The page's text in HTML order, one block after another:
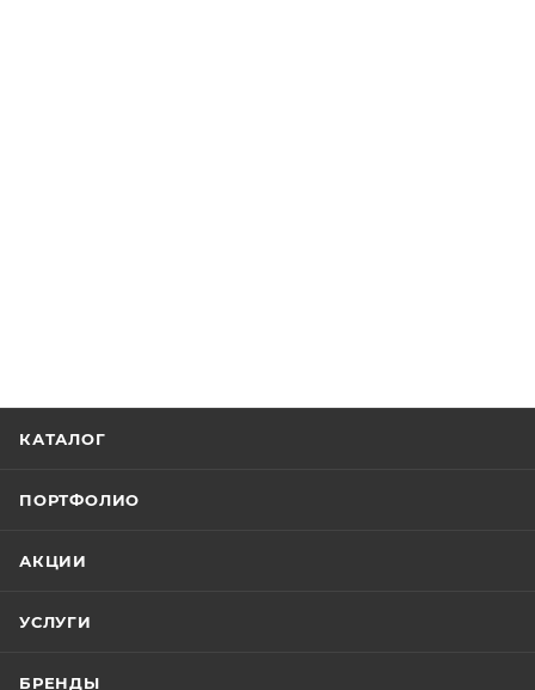
КАТАЛОГ
ПОРТФОЛИО
АКЦИИ
УСЛУГИ
БРЕНДЫ